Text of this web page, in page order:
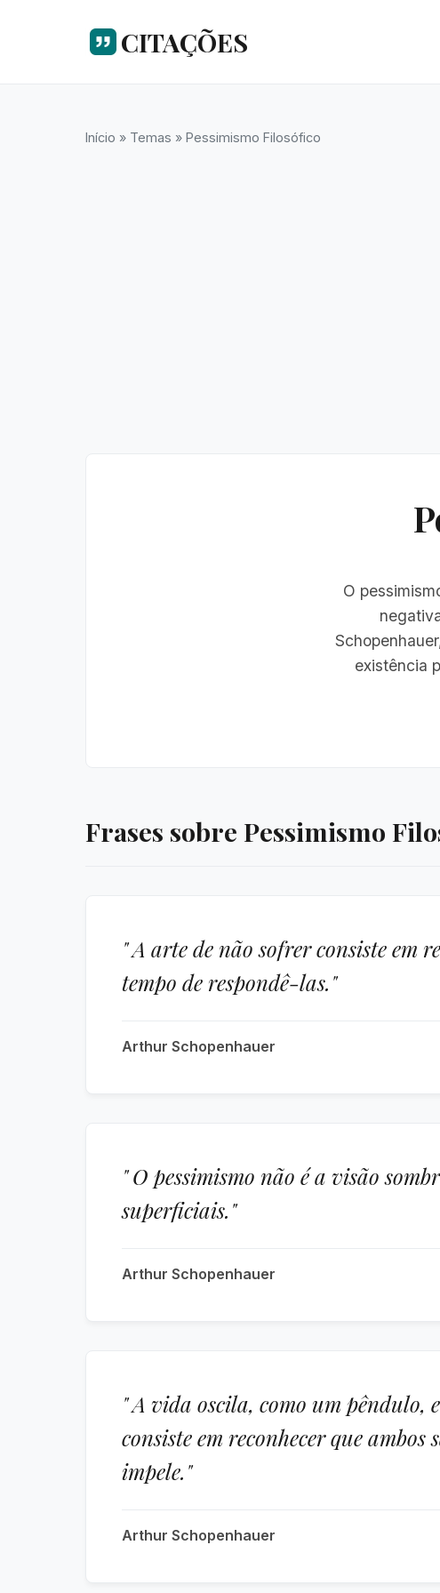
CITAÇÕES
Início » Temas » Pessimismo Filosófico
O
existência
Frases sobre Pessimismo
" A arte de não sofrer consiste em
tempo de respondê-las."
Arthur Schopenhauer
" O pessimismo não é a visão
superficiais."
Arthur Schopenhauer
" A vida oscila, como um pêndulo,
consiste em reconhecer que
impele."
Arthur Schopenhauer